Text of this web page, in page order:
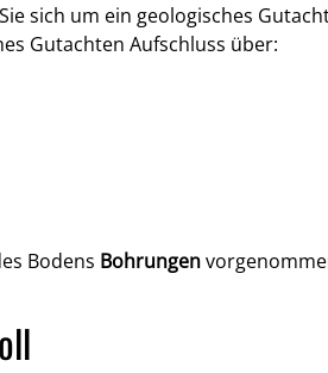
sich um ein geologisches
Gutachten Aufschluss über:
Bodens Bohrungen